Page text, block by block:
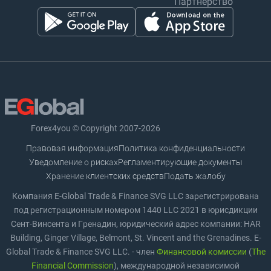
Forex4you © Copyright 2007-2026
Правовая информацияПолитика конфиденциальности
Уведомление о рискахРегламентирующие документы
Хранение клиентских средствПодать жалобу
Компания E-Global Trade & Finance SVG LLC зарегистрирована
под регистрационным номером 1440 LLC 2021 в юрисдикции
Сент-Винсента и Гренадин, юридический адрес компании: HAR
Building, Ginger Village, Belmont, St. Vincent and the Grenadines. E-
Global Trade & Finance SVG LLC. - член Финансовой комиссии (The
Financial Commission), международной независимой